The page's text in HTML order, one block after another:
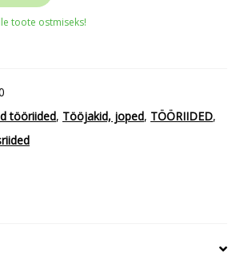
toote ostmiseks!
tööriided, Tööjakid, joped, TÖÖRIIDED,